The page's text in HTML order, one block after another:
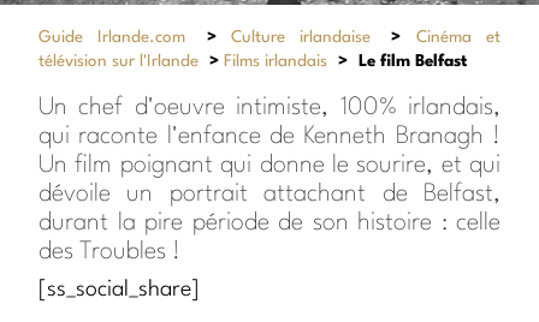
Guide Irlande.com > Culture irlandaise > Cinéma et
télévision sur l'Irlande
> Films irlandais > Le film Belfast
Un chef d'oeuvre intimiste, 100% irlandais,
qui raconte l'enfance de Kenneth Branagh !
Un film poignant qui donne le sourire, et qui
dévoile un portrait attachant de Belfast,
durant la pire période de son histoire : celle
des Troubles !
[ss_social_share]